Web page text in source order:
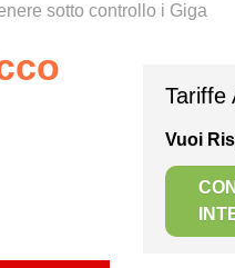
sotto controllo i Giga
Tariffe
Vuoi